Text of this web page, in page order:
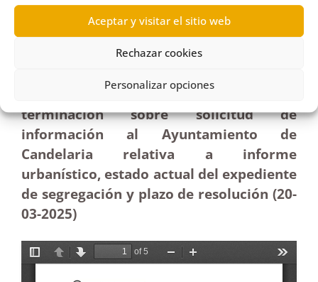
Aceptar y visitar el sitio web
Rechazar cookies
Personalizar opciones
Solicitud al Ayuntamiento de Candelaria del
informe urbanístico, estado actual y el plazo de
resolución |Estimatoria
Resolución estimatoria formal y
terminación sobre solicitud de
información al Ayuntamiento de
Candelaria relativa a informe
urbanístico, estado actual del expediente
de segregación y plazo de resolución (20-
03-2025)